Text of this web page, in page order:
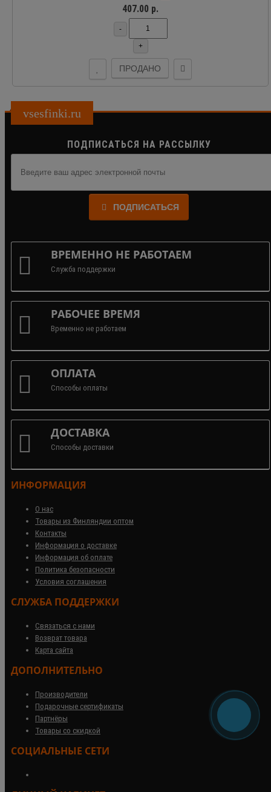
407.00 р.
-
+
ПРОДАНО
vsesfinki.ru
ПОДПИСАТЬСЯ НА РАССЫЛКУ
ПОДПИСАТЬСЯ
ВРЕМЕННО НЕ РАБОТАЕМ
Служба поддержки
РАБОЧЕЕ ВРЕМЯ
Временно не работаем
ОПЛАТА
Способы оплаты
ДОСТАВКА
Способы доставки
ИНФОРМАЦИЯ
О нас
Товары из Финляндии оптом
Контакты
Информация о доставке
Информация об оплате
Политика безопасности
Условия соглашения
СЛУЖБА ПОДДЕРЖКИ
Связаться с нами
Возврат товара
Карта сайта
ДОПОЛНИТЕЛЬНО
Производители
Подарочные сертификаты
Партнёры
Товары со скидкой
СОЦИАЛЬНЫЕ СЕТИ